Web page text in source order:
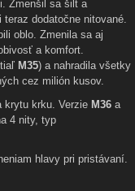
Zmenšil sa šilt a
dodatočne nitované.
oblo. Zmenila sa aj
a komfort.
M35) a nahradila všetky
cez milión kusov.
krytu krku. Verzie M36 a
4 nity, typ
hlavy pri pristávaní.